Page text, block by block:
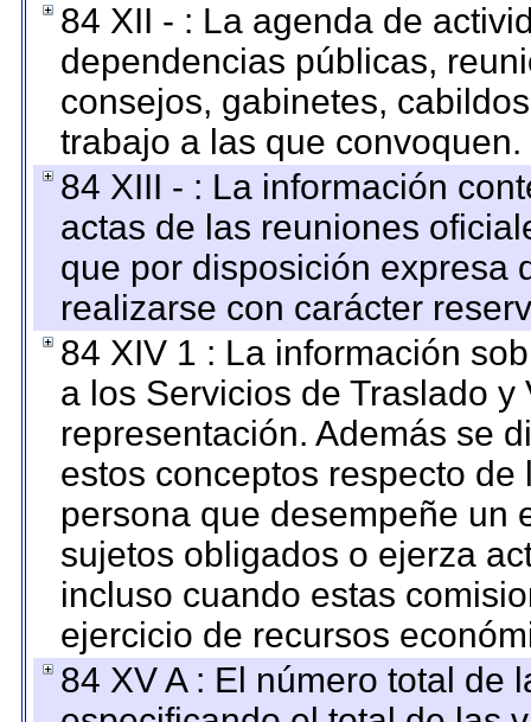
84 XII - : La agenda de
dependencias públicas,
consejos, gabinetes,
trabajo a las que convoquen.
84 XIII - : La información
actas de las reuniones
que por disposición expresa
realizarse con carácter
84 XIV 1 : La información
a los Servicios de Traslado
representación. Además se
estos conceptos respecto
persona que desempeñe un
sujetos obligados o ejerza
incluso cuando estas
ejercicio de recursos
84 XV A : El número total de